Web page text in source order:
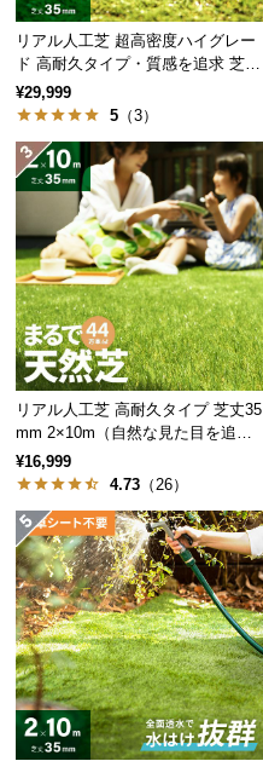
保
証
に
つ
い
て
員
規
約
に
つ
い
て
お
客
様
サ
ポ
ー
ト
リアル人工芝 超高密度ハイグレー
ド 高耐久タイプ・質感を追求 芝丈
35mm 2×10m
¥29,999
5 （3）
リアル人工芝 高耐久タイプ 芝丈35
mm 2×10m（自然な見た目を追
求・U字ピン付属）
¥16,999
4.73 （26）